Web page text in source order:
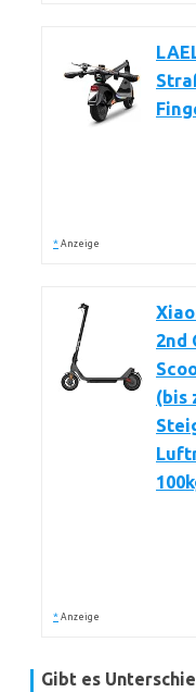
* Anzeige
2nd
(bis
* Anzeige
Gibt es